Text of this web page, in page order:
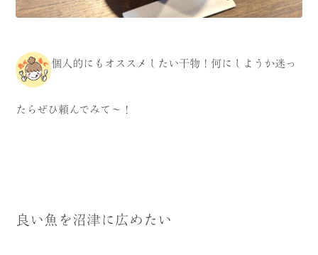
個人的にもオススメしたい干物！何にしようか迷っ
たらぜひ頼んでみて〜！
良い魚を沼津に広めたい